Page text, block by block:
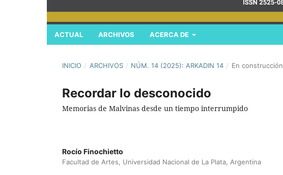
ACTUAL ARCHIVOS ACERCA DE
INICIO / ARCHIVOS / NÚM. 14 (2025): ARKADIN 14 / En construcción
Recordar lo desconocido
Memorias de Malvinas desde un tiempo interrumpido
Rocío Finochietto
Facultad de Artes, Universidad Nacional de La Plata, Argentina